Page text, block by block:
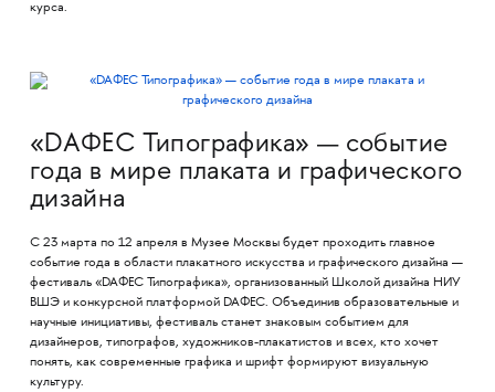
курса.
«DAФЕС Типографика» — событие
года в мире плаката и графического
дизайна
С 23 марта по 12 апреля в Музее Москвы будет проходить главное
событие года в области плакатного искусства и графического дизайна —
фестиваль «DAФЕС Типографика», организованный Школой дизайна НИУ
ВШЭ и конкурсной платформой DAФЕС. Объединив образовательные и
научные инициативы, фестиваль станет знаковым событием для
дизайнеров, типографов, художников-плакатистов и всех, кто хочет
понять, как современные графика и шрифт формируют визуальную
культуру.